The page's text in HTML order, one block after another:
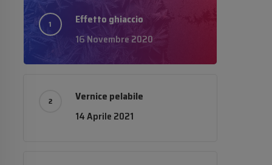
Effetto ghiaccio
16 Novembre 2020
Vernice pelabile
14 Aprile 2021